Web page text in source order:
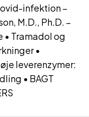
infektion –
M.D., Ph.D. –
• Tramadol og
•
leverenzymer:
• BAGT